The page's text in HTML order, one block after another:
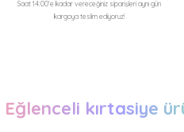
Saat 14:00'e kadar vereceğiniz siparişleri aynı gün
kargoya teslim ediyoruz!
Eğlenceli kırtasiye